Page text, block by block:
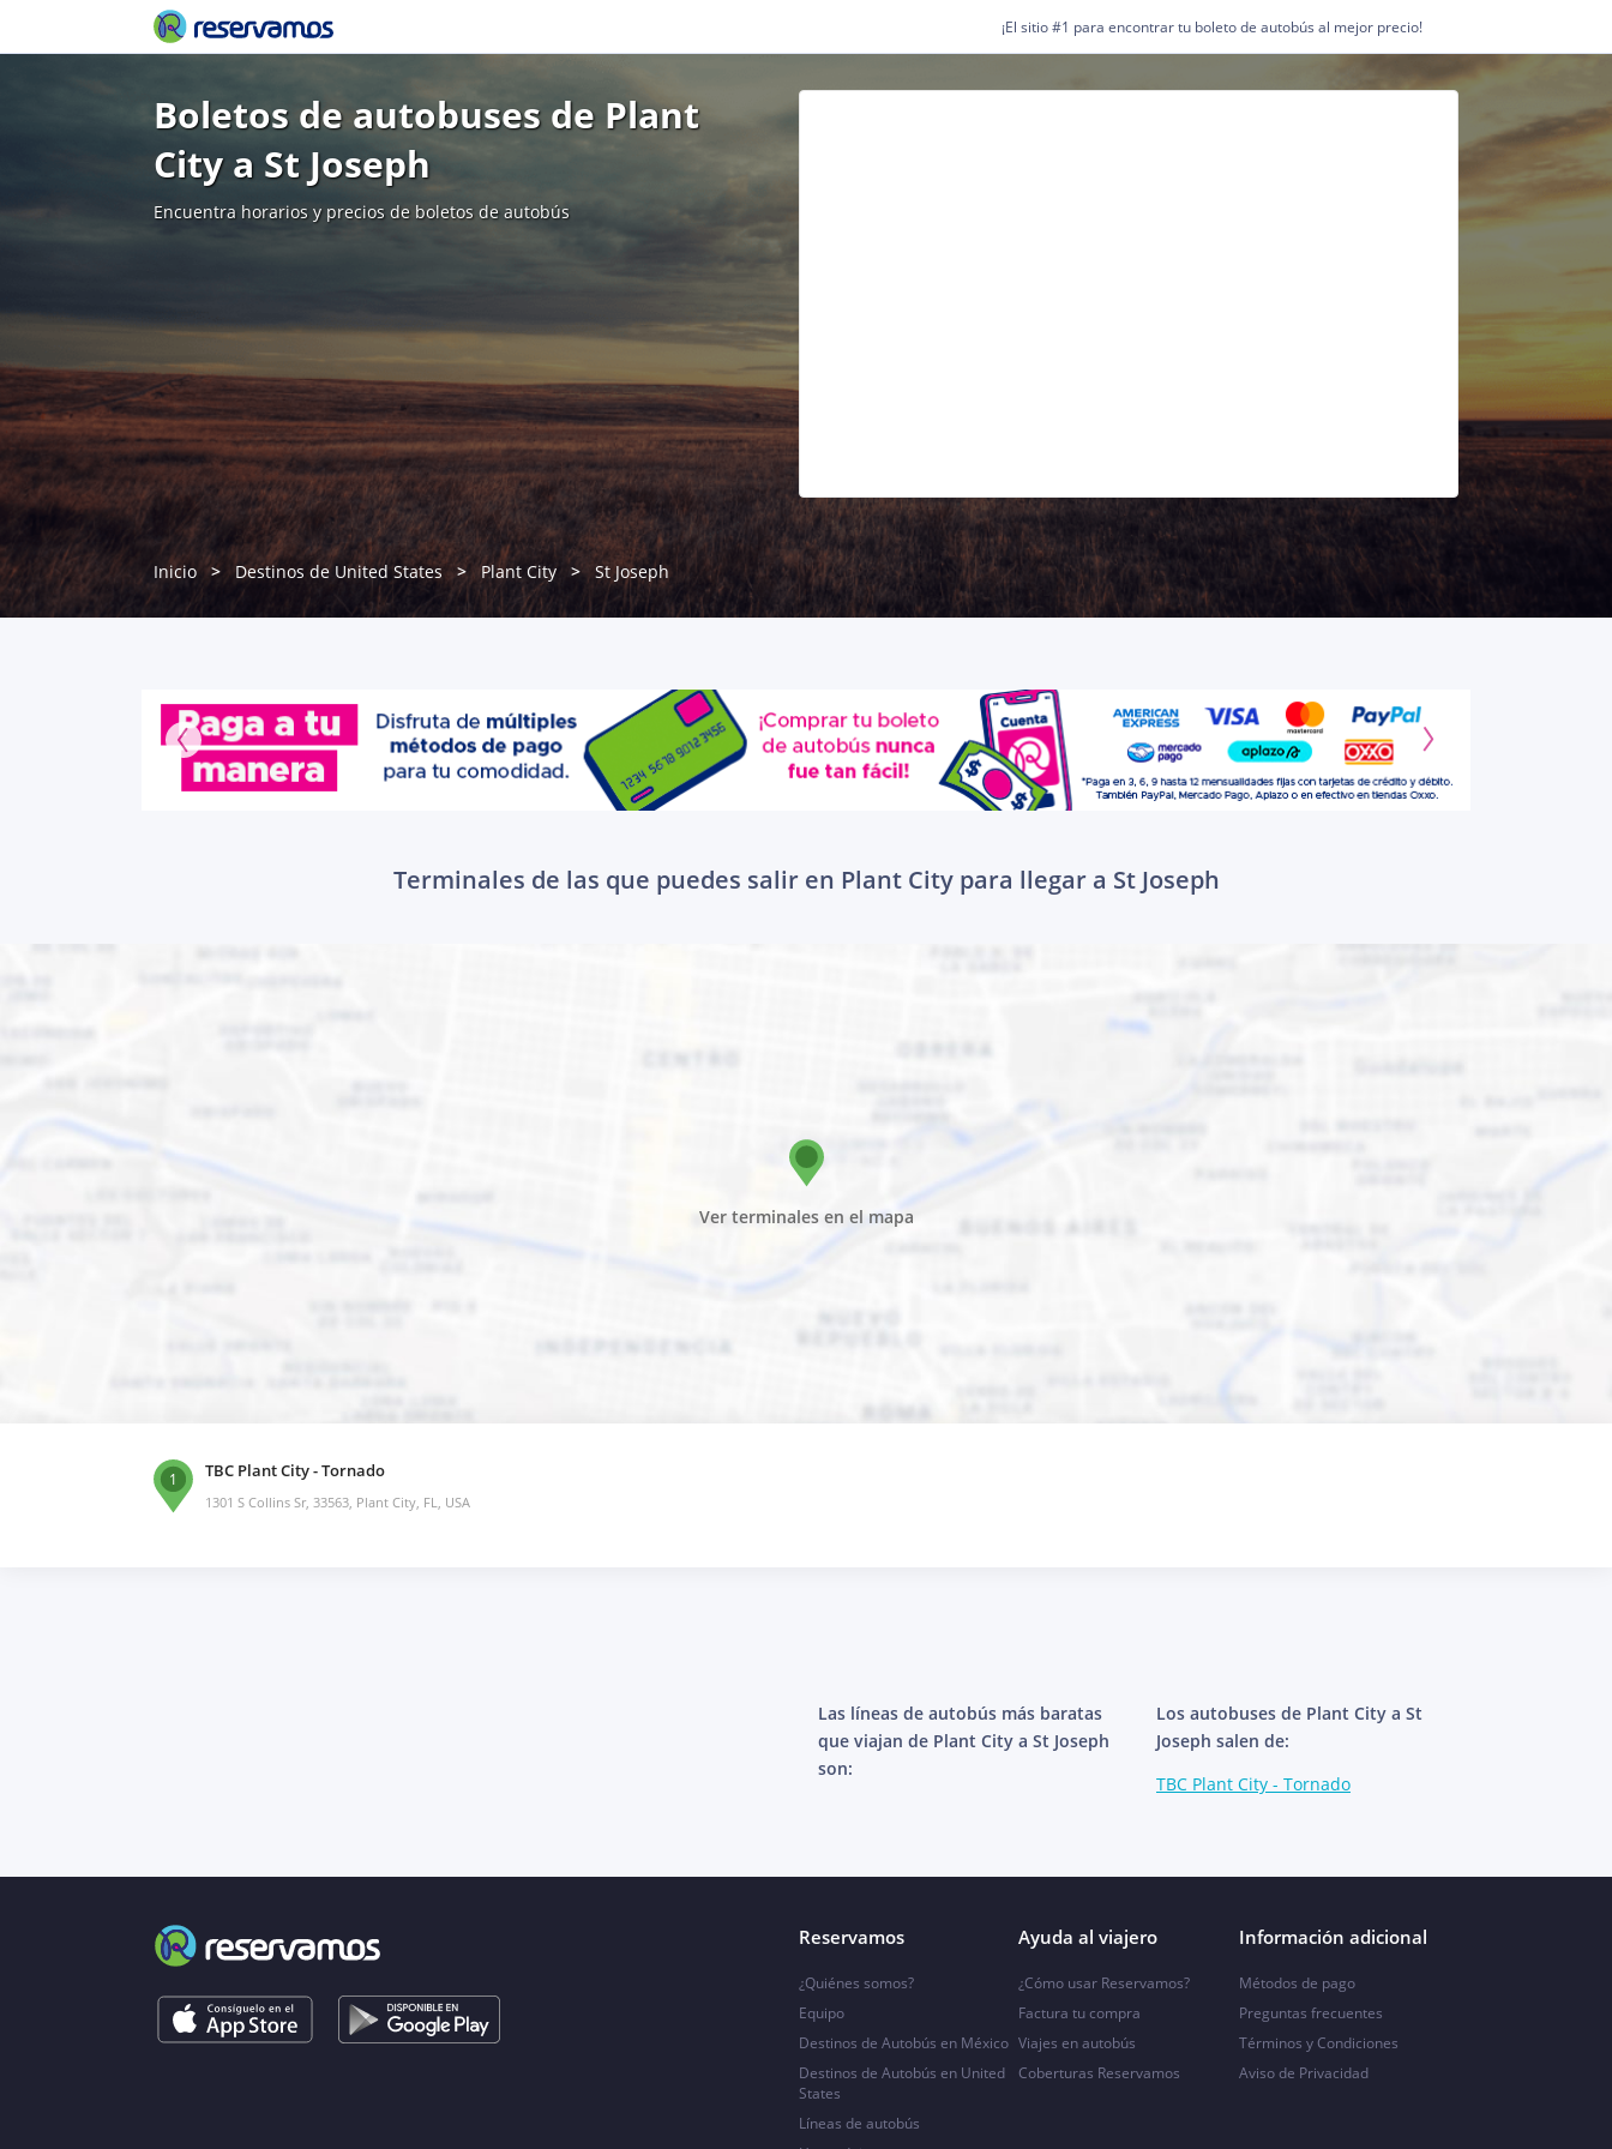
¡El sitio #1 para encontrar tu boleto de autobús al mejor precio!
Boletos de autobuses de Plant
City a St Joseph
Encuentra horarios y precios de boletos de autobús
Inicio Destinos de United States Plant City St Joseph
Terminales de las que puedes salir en Plant City para llegar a St Joseph
Ver terminales en el mapa
1 TBC Plant City - Tornado
1301 S Collins Sr, 33563, Plant City, FL, USA
Las líneas de autobús más baratas
que viajan de Plant City a St Joseph
son:
Los autobuses de Plant City a St
Joseph salen de:
TBC Plant City - Tornado
Reservamos
¿Quiénes somos?
Equipo
Destinos de Autobús en México
Destinos de Autobús en United
States
Líneas de autobús
Ayuda al viajero
¿Cómo usar Reservamos?
Factura tu compra
Viajes en autobús
Coberturas Reservamos
Información adicional
Métodos de pago
Preguntas frecuentes
Términos y Condiciones
Aviso de Privacidad